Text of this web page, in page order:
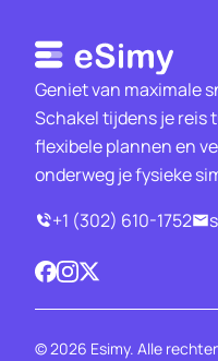
Geniet van maximale
Schakel tijdens je reis
flexibele plannen en
onderweg je fysieke
+1 (302) 610-1752
© 2026 Esimy. Alle